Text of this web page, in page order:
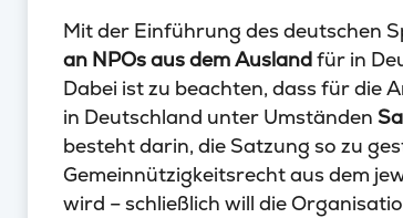
Mit der Einführung des deutschen
an NPOs aus dem Auslandfür in
Dabei ist zu beachten, dass für die
in Deutschland unter Umständen
besteht darin, die Satzung so zu
Gemeinnützigkeitsrecht aus dem
wird – schließlich will die